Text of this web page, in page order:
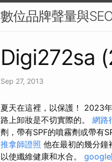
數位品牌聲量與
Digi272sa
Sep 27, 2013
夏天在這裡，以保護！ 2023
路上卸妝是不切實際的。 網路
劑，帶有SPF的噴霧劑或帶有
推拿師證照 他在最初的幾分鐘
以使纖維健康和水合。 google